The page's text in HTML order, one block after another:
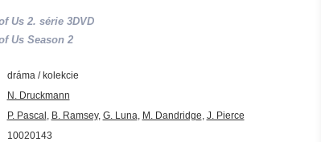
Us 2. série 3DVD
Us Season 2
dráma / kolekcie
N. Druckmann
P. Pascal, B. Ramsey, G. Luna, M. Dandridge, J. Pierce
10020143